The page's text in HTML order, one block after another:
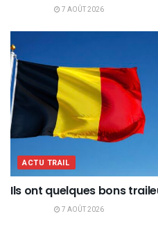
7 AOÛT 2026
ACTU TRAIL
Ils ont quelques bons
7 AOÛT 2026